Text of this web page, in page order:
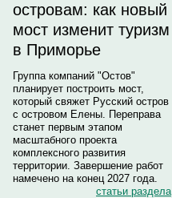
островам: как новый
мост изменит туризм
в Приморье
Группа компаний "Остов"
планирует построить мост,
который свяжет Русский остров
с островом Елены. Переправа
станет первым этапом
масштабного проекта
комплексного развития
территории. Завершение работ
намечено на конец 2027 года.
статьи раздела